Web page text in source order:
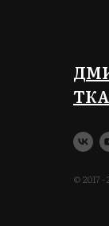
© 2017